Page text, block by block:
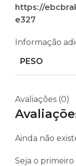
https://
e327
Informação
PESO
Avaliações (0)
Ainda não
Seja o primeiro